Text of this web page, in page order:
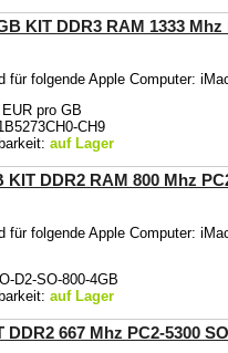
KIT DDR3 RAM 1333 Mhz
für folgende Apple Computer:
pro GB
CH9
auf Lager
KIT DDR2 RAM 800 Mhz
für folgende Apple Computer:
D2-SO-800-4GB
auf Lager
667 Mhz PC2-5300